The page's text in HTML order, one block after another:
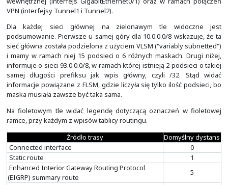
W tablicy routingu pojawi się tylko jeden wpis dla
Ten o niższej wartości dystansu
wartości metryki. Wynika to z tego, że w tablicy
już tylko najlepsze drogi dla poszczególnych prefiksów.